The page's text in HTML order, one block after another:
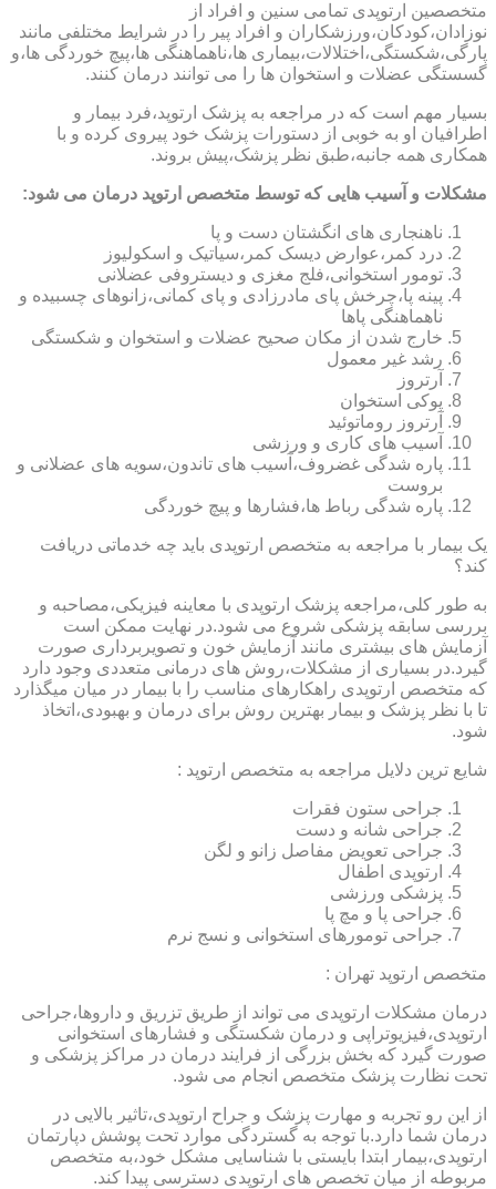
متخصصین ارتوپدی تمامی سنین و افراد از
نوزادان،کودکان،ورزشکاران و افراد پیر را در شرایط مختلفی مانند
پارگی،شکستگی،اختلالات،بیماری ها،ناهماهنگی ها،پیچ خوردگی ها،و
گسستگی عضلات و استخوان ها را می توانند درمان کنند.
بسیار مهم است که در مراجعه به پزشک ارتوپد،فرد بیمار و
اطرافیان او به خوبی از دستورات پزشک خود پیروی کرده و با
همکاری همه جانبه،طبق نظر پزشک،پیش بروند.
مشکلات و آسیب هایی که توسط متخصص ارتوپد درمان می شود:
ناهنجاری های انگشتان دست و پا
درد کمر،عوارض دیسک کمر،سیاتیک و اسکولیوز
تومور استخوانی،فلج مغزی و دیستروفی عضلانی
پینه پا،چرخش پای مادرزادی و پای کمانی،زانوهای چسبیده و
ناهماهنگی پاها
خارج شدن از مکان صحیح عضلات و استخوان و شکستگی
رشد غیر معمول
آرتروز
پوکی استخوان
آرتروز روماتوئید
آسیب های کاری و ورزشی
پاره شدگی غضروف،آسیب های تاندون،سویه های عضلانی و
بروست
پاره شدگی رباط ها،فشارها و پیچ خوردگی
یک بیمار با مراجعه به متخصص ارتوپدی باید چه خدماتی دریافت
کند؟
به طور کلی،مراجعه پزشک ارتوپدی با معاینه فیزیکی،مصاحبه و
بررسی سابقه پزشکی شروع می شود.در نهایت ممکن است
آزمایش های بیشتری مانند آزمایش خون و تصویربرداری صورت
گیرد.در بسیاری از مشکلات،روش های درمانی متعددی وجود دارد
که متخصص ارتوپدی راهکارهای مناسب را با بیمار در میان میگذارد
تا با نظر پزشک و بیمار بهترین روش برای درمان و بهبودی،اتخاذ
شود.
شایع ترین دلایل مراجعه به متخصص ارتوپد :
جراحی ستون فقرات
جراحی شانه و دست
جراحی تعویض مفاصل زانو و لگن
ارتوپدی اطفال
پزشکی ورزشی
جراحی پا و مچ پا
جراحی تومورهای استخوانی و نسج نرم
متخصص ارتوپد تهران :
درمان مشکلات ارتوپدی می تواند از طریق تزریق و داروها،جراحی
ارتوپدی،فیزیوتراپی و درمان شکستگی و فشارهای استخوانی
صورت گیرد که بخش بزرگی از فرایند درمان در مراکز پزشکی و
تحت نظارت پزشک متخصص انجام می شود.
از این رو تجربه و مهارت پزشک و جراح ارتوپدی،تاثیر بالایی در
درمان شما دارد.با توجه به گستردگی موارد تحت پوشش دپارتمان
ارتوپدی،بیمار ابتدا بایستی با شناسایی مشکل خود،به متخصص
مربوطه از میان تخصص های ارتوپدی دسترسی پیدا کند.